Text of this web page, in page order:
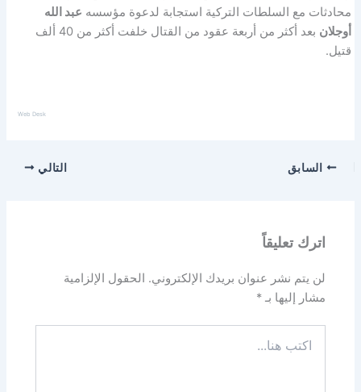
محادثات مع السلطات التركية استجابة لدعوة مؤسسه عبد الله
أوجلان
بعد أكثر من أربعة عقود من القتال خلفت أكثر من 40 ألف
قتيل.
Web Desk
السابق التالي
اترك تعليقاً
لن يتم نشر عنوان بريدك الإلكتروني.
الحقول الإلزامية
مشار إليها بـ*
هنا...